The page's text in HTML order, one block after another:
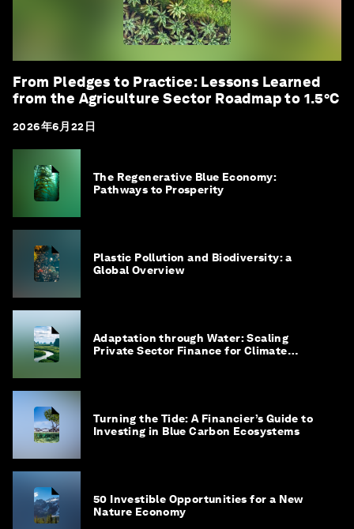
From Pledges to Practice: Lessons Learned
from the Agriculture Sector Roadmap to 1.5°C
2026年6月22日
The Regenerative Blue Economy:
Pathways to Prosperity
Plastic Pollution and Biodiversity: a
Global Overview
Adaptation through Water: Scaling
Private Sector Finance for Climate
Turning the Tide: A Financier’s Guide to
Investing in Blue Carbon Ecosystems
50 Investible Opportunities for a New
Nature Economy